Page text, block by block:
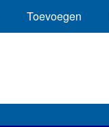
Toevoegen